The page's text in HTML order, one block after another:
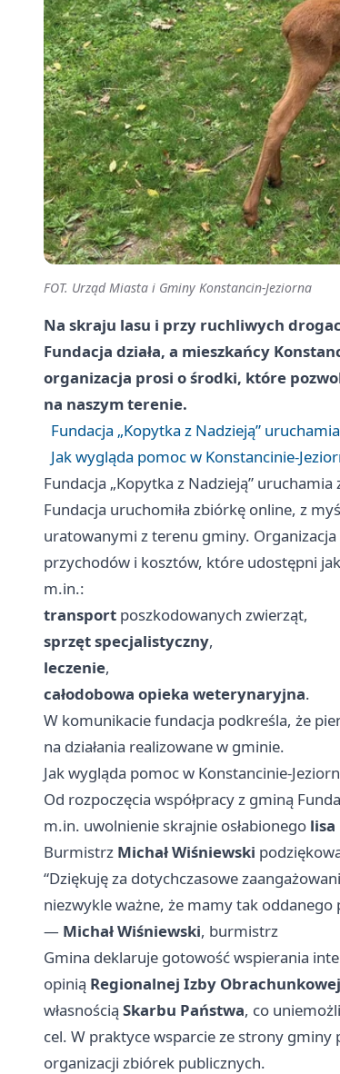
FOT. Urząd Miasta i Gminy Konstancin-Jeziorna
Na skraju lasu i przy ruchliwych
Fundacja działa, a mieszkańcy
organizacja prosi o środki, które
na naszym terenie.
Fundacja „Kopytka z Nadzieją”
Jak wygląda pomoc w Konstancinie-
Fundacja „Kopytka z Nadzieją”
Fundacja uruchomiła zbiórkę online, z
uratowanymi z terenu gminy.
przychodów i kosztów, które udostępni
m.in.:
transport poszkodowanych zwierząt,
sprzęt specjalistyczny,
leczenie,
całodobowa opieka weterynaryjna.
W komunikacie fundacja podkreśla, że
na działania realizowane w gminie.
Jak wygląda pomoc w Konstancinie-
Od rozpoczęcia współpracy z gminą
m.in. uwolnienie skrajnie osłabionego lisa
Burmistrz Michał Wiśniewski
“Dziękuję za dotychczasowe
niezwykle ważne, że mamy tak oddanego
— Michał Wiśniewski, burmistrz
Gmina deklaruje gotowość wspierania
opinią Regionalnej Izby
własnością Skarbu Państwa, co
cel. W praktyce wsparcie ze strony
organizacji zbiórek publicznych.